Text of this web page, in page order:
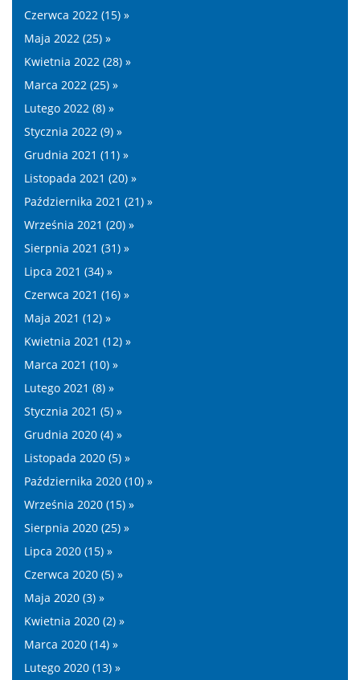
Czerwca 2022 (15) »
Maja 2022 (25) »
Kwietnia 2022 (28) »
Marca 2022 (25) »
Lutego 2022 (8) »
Stycznia 2022 (9) »
Grudnia 2021 (11) »
Listopada 2021 (20) »
Października 2021 (21) »
Września 2021 (20) »
Sierpnia 2021 (31) »
Lipca 2021 (34) »
Czerwca 2021 (16) »
Maja 2021 (12) »
Kwietnia 2021 (12) »
Marca 2021 (10) »
Lutego 2021 (8) »
Stycznia 2021 (5) »
Grudnia 2020 (4) »
Listopada 2020 (5) »
Października 2020 (10) »
Września 2020 (15) »
Sierpnia 2020 (25) »
Lipca 2020 (15) »
Czerwca 2020 (5) »
Maja 2020 (3) »
Kwietnia 2020 (2) »
Marca 2020 (14) »
Lutego 2020 (13) »